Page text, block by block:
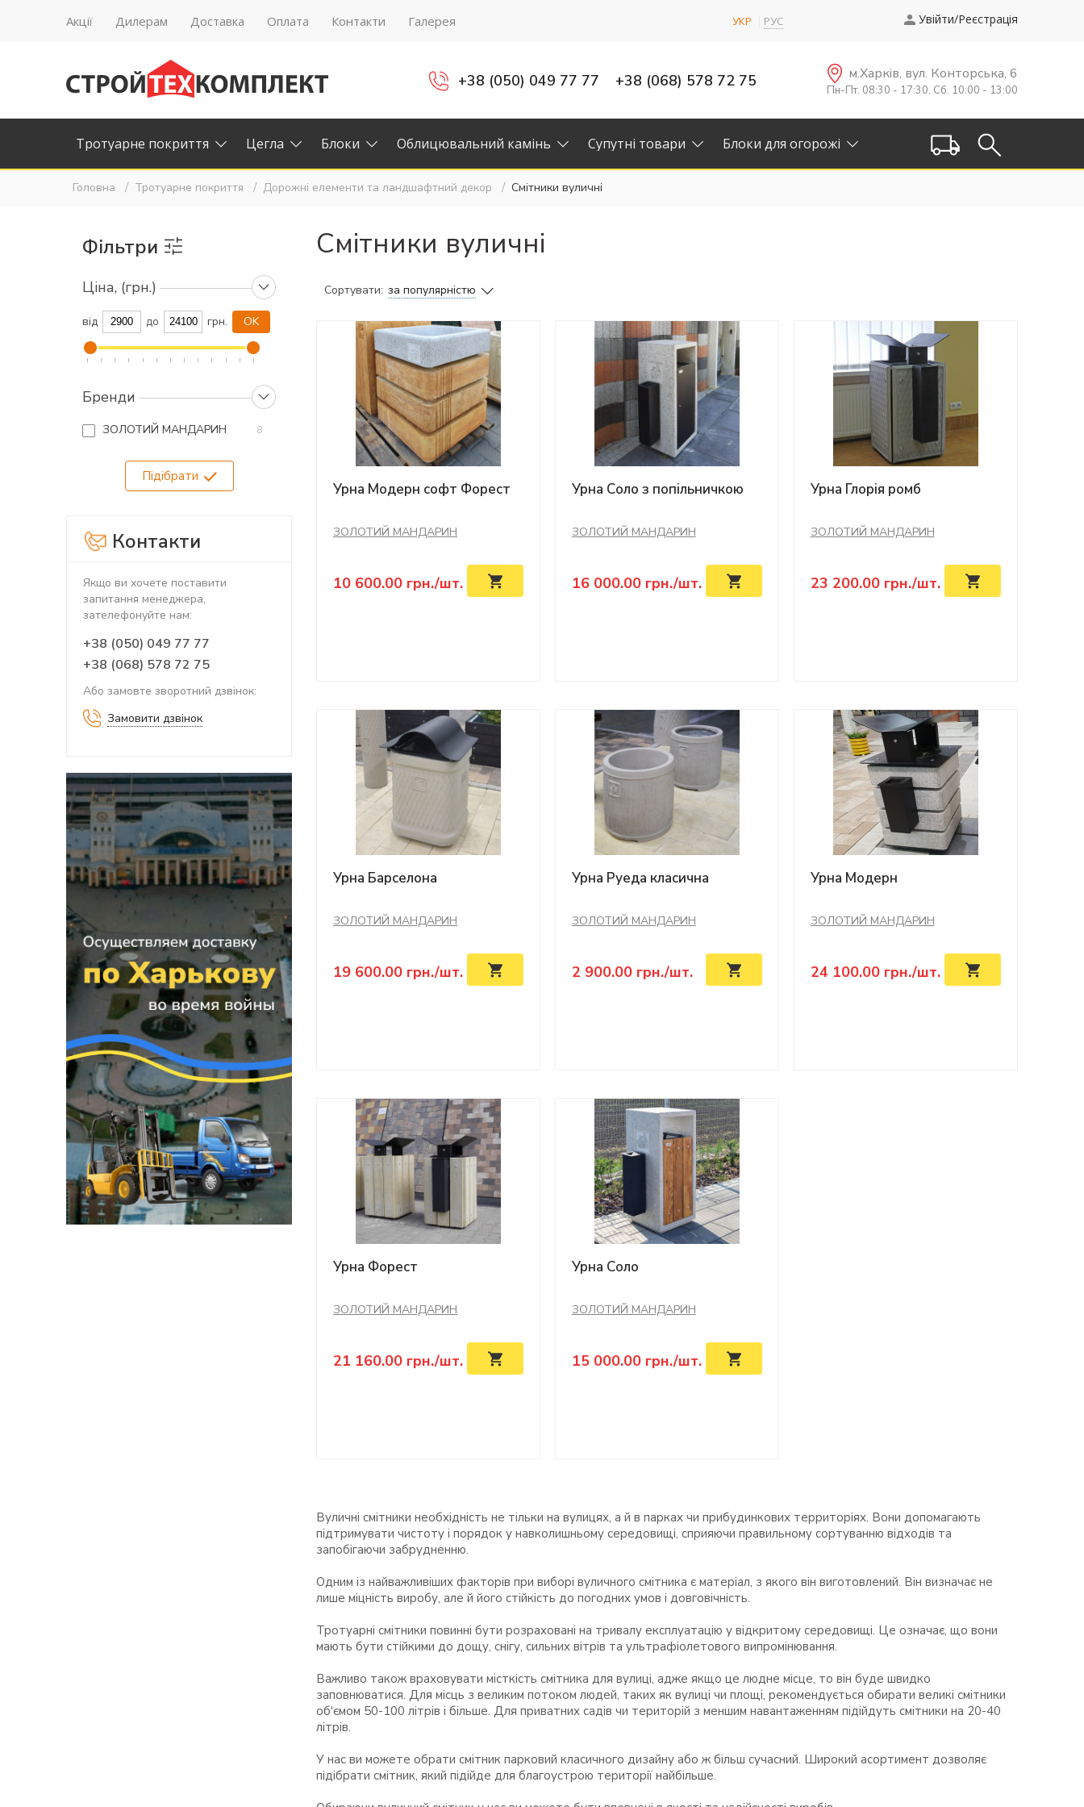
Акції Дилерам Доставка Оплата Контакти Галерея УКР РУС Увійти/Реєстрація
+38 (050) 049 77 77 +38 (068) 578 72 75 м.Харків, вул. Конторська, 6
Пн-Пт. 08:30 - 17:30, Сб. 10:00 - 13:00
Тротуарне покриття Цегла Блоки Облицювальний камінь Супутні товари Блоки для огорожі
Головна Тротуарне покриття Дорожні елементи та ландшафтний декор Смітники вуличні
Смітники вуличні
Сортувати: за популярністю
Урна Модерн софт Форест
ЗОЛОТИЙ МАНДАРИН
10 600.00 грн./шт.
Урна Соло з попільничкою
ЗОЛОТИЙ МАНДАРИН
16 000.00грн./шт.
Урна Глорія ромб
ЗОЛОТИЙ МАНДАРИН
23 200.00грн./шт.
Урна Барселона
ЗОЛОТИЙ МАНДАРИН
19 600.00 грн./шт.
Урна Руеда класична
ЗОЛОТИЙ МАНДАРИН
2 900.00грн./шт.
Урна Модерн
ЗОЛОТИЙ МАНДАРИН
24 100.00грн./шт.
Урна Форест
ЗОЛОТИЙ МАНДАРИН
21 160.00 грн./шт.
Урна Соло
ЗОЛОТИЙ МАНДАРИН
15 000.00грн./шт.
Вуличні смітники необхідність не тільки на вулицях, а й в парках чи прибудинкових территоріях. Вони допомагають
підтримувати чистоту і порядок у навколишньому середовищі, сприяючи правильному сортуванню відходів та
запобігаючи забрудненню.
Одним із найважливіших факторів при виборі вуличного смітника є матеріал, з якого він виготовлений. Він визначає не
лише міцність виробу, але й його стійкість до погодних умов і довговічність.
Тротуарні смітники повинні бути розраховані на тривалу експлуатацію у відкритому середовищі. Це означає, що вони
мають бути стійкими до дощу, снігу, сильних вітрів та ультрафіолетового випромінювання.
Важливо також враховувати місткість смітника для вулиці, адже якщо це людне місце, то він буде швидко
заповнюватися. Для місць з великим потоком людей, таких як вулиці чи площі, рекомендується обирати великі смітники
об'ємом 50-100 літрів і більше. Для приватних садів чи територій з меншим навантаженням підійдуть смітники на 20-40
літрів.
У нас ви можете обрати смітник парковий класичного дизайну або ж більш сучасний. Широкий асортимент дозволяє
підібрати смітник, який підійде для благоустрою території найбільше.
Фільтри
Ціна, (грн.)
від до грн.
Бренди
ЗОЛОТИЙ МАНДАРИН 8
Підібрати
Контакти
Якщо ви хочете поставити
запитання менеджера,
зателефонуйте нам:
+38 (050) 049 77 77
+38 (068) 578 72 75
Або замовте зворотний дзвінок:
Замовити дзвінок